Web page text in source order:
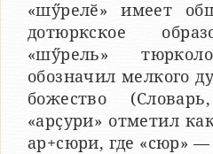
«шӳрелӗ» имеет
дотюркское
«шӳрель»
обозначил мелкого
божество
«арҫури» отметил
ар+сюри, где «сюр»